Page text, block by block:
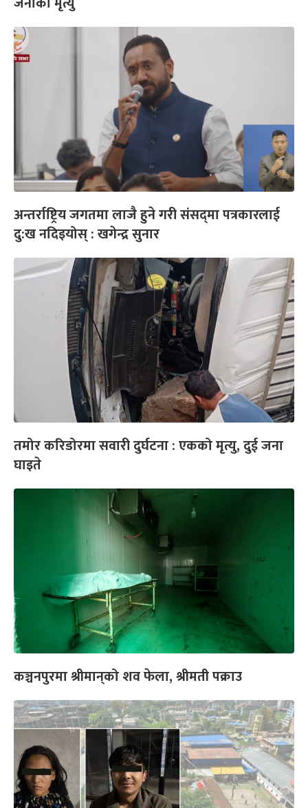
अन्तर्राष्ट्रिय जगतमा लाजै हुने गरी संसद्‍मा पत्रकारलाई
दु:ख नदिइयोस् : खगेन्द्र सुनार
तमोर करिडोरमा सवारी दुर्घटना : एकको मृत्यु, दुई जना
घाइते
कञ्चनपुरमा श्रीमान्‌को शव फेला, श्रीमती पक्राउ